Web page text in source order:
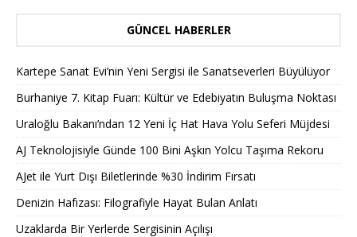
GÜNCEL HABERLER
Kartepe Sanat Evi’nin Yeni Sergisi ile Sanatseverleri Büyülüyor
Burhaniye 7. Kitap Fuarı: Kültür ve Edebiyatın Buluşma Noktası
Uraloğlu Bakanı’ndan 12 Yeni İç Hat Hava Yolu Seferi Müjdesi
AJ Teknolojisiyle Günde 100 Bini Aşkın Yolcu Taşıma Rekoru
AJet ile Yurt Dışı Biletlerinde %30 İndirim Fırsatı
Denizin Hafızası: Filografiyle Hayat Bulan Anlatı
Uzaklarda Bir Yerlerde Sergisinin Açılışı